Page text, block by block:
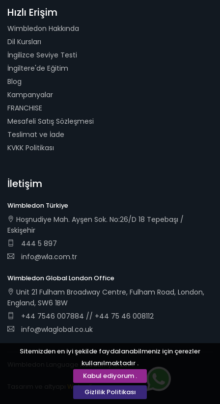
Sitemizden en iyi şekilde faydalanabilmeniz için çerezler
kullanılmaktadır .
Kabul ediyorum .
Gizlilik Politikası
Hızlı Erişim
Wimbledon Hakkında
Dil Kursları
İngilizce Seviye Testi
İngiltere'de Eğitim
Blog
Kampanyalar
FRANCHISE
Mesafeli Satış Sözleşmesi
Teslimat ve İade
KVKK Politikası
İletişim
Wimbledon Türkiye
Hoşnudiye Mah. Ayşen Sok. No:26/D 18 Tepebaşı /
Eskişehir
444 5 897
info@wla.com.tr
Wimbledon Global London Office
Unit 21 Fulham Broadway Centre, Fulham Road, London,
England, SW6 1BW
+44 7546 007884 // +44 75 46 008112
info@wlaglobal.co.uk
Wimbledon Language Academy © 2014
Webudi